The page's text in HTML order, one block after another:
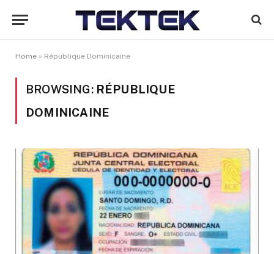
Home » République Dominicaine
BROWSING: RÉPUBLIQUE
DOMINICAINE